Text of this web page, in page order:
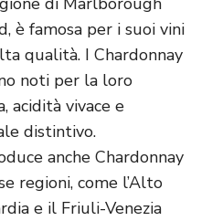
è famosa per i suoi vini
qualità. I Chardonnay
noti per la loro
acidità vivace e
distintivo.
anche Chardonnay
regioni, come l’Alto
e il Friuli-Venezia